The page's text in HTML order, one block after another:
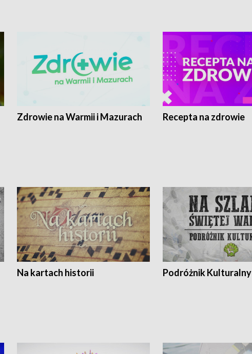
Zdrowie na Warmii i Mazurach Recepta na zdrowie
Na kartach historii Podróżnik Kulturalny